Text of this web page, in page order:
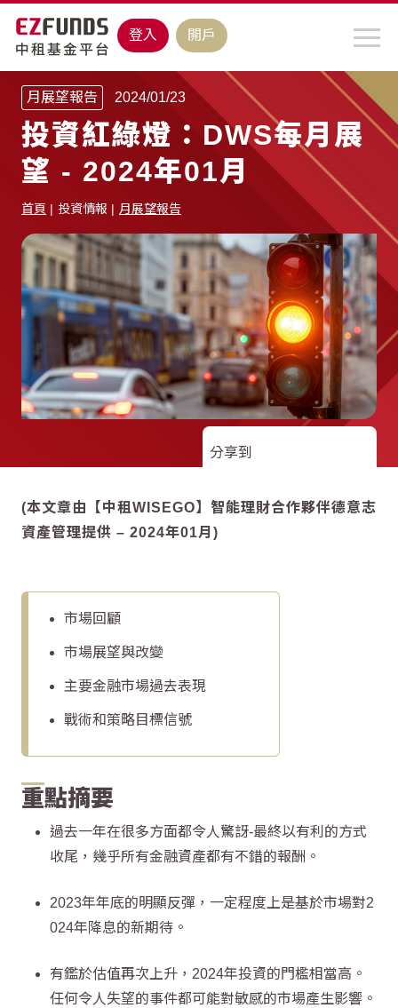
登入 開戶
月展望報告 2024/01/23
投資紅綠燈：DWS每月展
望 - 2024年01月
首頁 投資情報 月展望報告
分享到
(本文章由【中租WISEGO】智能理財合作夥伴德意志
資產管理提供 – 2024年01月)
市場回顧
市場展望與改變
主要金融市場過去表現
戰術和策略目標信號
重點摘要
過去一年在很多方面都令人驚訝-最終以有利的方式
收尾，幾乎所有金融資產都有不錯的報酬。
2023年年底的明顯反彈，一定程度上是基於市場對2
024年降息的新期待。
有鑑於估值再次上升，2024年投資的門檻相當高。
任何令人失望的事件都可能對敏感的市場產生影響。